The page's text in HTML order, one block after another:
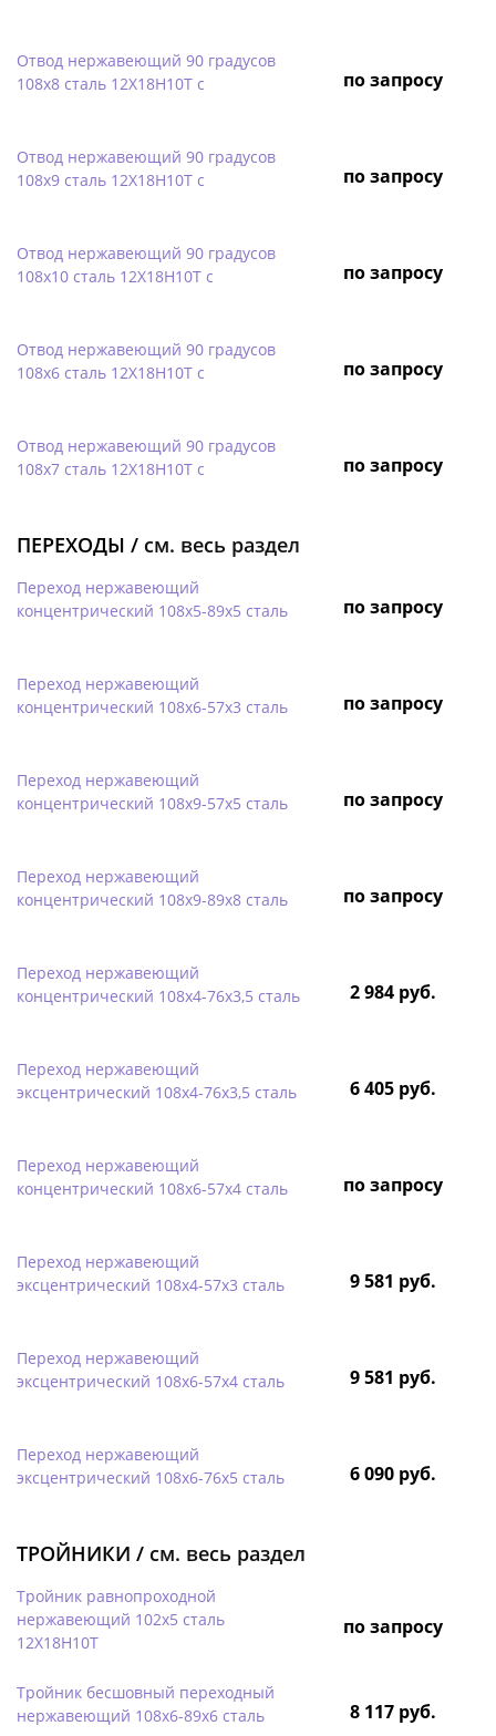
Отвод нержавеющий 90 градусов
108х8 сталь 12Х18Н10Т с
по запросу
Отвод нержавеющий 90 градусов
108х9 сталь 12Х18Н10Т с
по запросу
Отвод нержавеющий 90 градусов
108х10 сталь 12Х18Н10Т с
по запросу
Отвод нержавеющий 90 градусов
108х6 сталь 12Х18Н10Т с
по запросу
Отвод нержавеющий 90 градусов
108х7 сталь 12Х18Н10Т с
по запросу
ПЕРЕХОДЫ / см. весь раздел
Переход нержавеющий
концентрический 108х5-89х5 сталь
по запросу
Переход нержавеющий
концентрический 108х6-57х3 сталь
по запросу
Переход нержавеющий
концентрический 108х9-57х5 сталь
по запросу
Переход нержавеющий
концентрический 108х9-89х8 сталь
по запросу
Переход нержавеющий
концентрический 108х4-76х3,5 сталь
2 984 руб.
Переход нержавеющий
эксцентрический 108х4-76х3,5 сталь
6 405 руб.
Переход нержавеющий
концентрический 108х6-57х4 сталь
по запросу
Переход нержавеющий
эксцентрический 108х4-57х3 сталь
9 581 руб.
Переход нержавеющий
эксцентрический 108х6-57х4 сталь
9 581 руб.
Переход нержавеющий
эксцентрический 108х6-76х5 сталь
6 090 руб.
ТРОЙНИКИ / см. весь раздел
Тройник равнопроходной
нержавеющий 102х5 сталь
12Х18Н10Т
по запросу
Тройник бесшовный переходный
нержавеющий 108х6-89х6 сталь
8 117 руб.